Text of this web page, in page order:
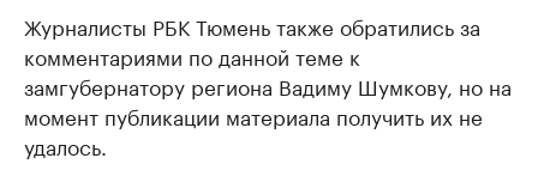
Журналисты РБК Тюмень также обратились за
комментариями по данной теме к
замгубернатору региона Вадиму Шумкову, но на
момент публикации материала получить их не
удалось.